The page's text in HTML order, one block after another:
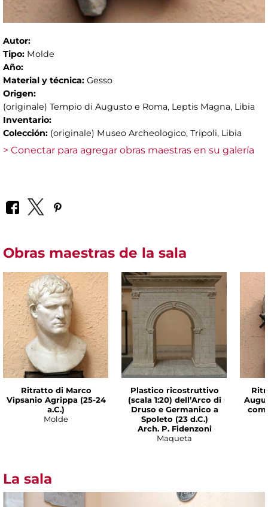
Autor:
Tipo: Molde
Año:
Material y técnica: Gesso
Origen:
(originale) Tempio di Augusto e Roma, Leptis Magna, Libia
Inventario:
Colección: (originale) Museo Archeologico, Tripoli, Libia
> Conectar para agregar obras maestras en su galería
Obras maestras de la sala
Ritratto di Marco
Vipsanio Agrippa (25-24
a.C.)
Molde
Plastico ricostruttivo
(scala 1:20) dell’Arco di
Druso e Germanico a
Spoleto (23 d.C.)
Arch. P. Fidenzoni
Maqueta
La sala